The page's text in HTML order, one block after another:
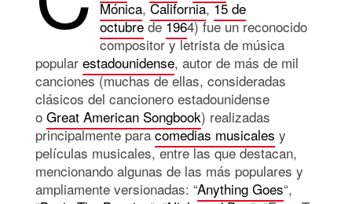
Mónica,California,15 de
octubre de1964) fue un reconocido
compositor y letrista de música
popular estadounidense, autor de más de mil
canciones (muchas de ellas, consideradas
clásicos del cancionero estadounidense
o Great American Songbook) realizadas
principalmente paracomedias musicales y
películas musicales, entre las que destacan,
mencionando algunas de las más populares y
ampliamente versionadas: “Anything Goes“,